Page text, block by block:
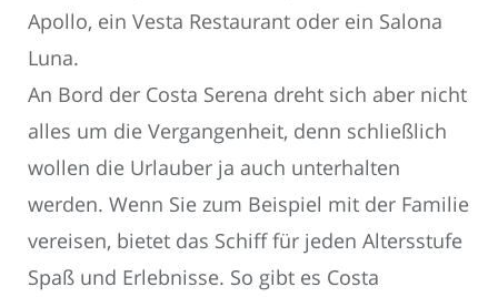
Apollo, ein Vesta Restaurant oder ein Salona
Luna.
An Bord der Costa Serena dreht sich aber nicht
alles um die Vergangenheit, denn schließlich
wollen die Urlauber ja auch unterhalten
werden. Wenn Sie zum Beispiel mit der Familie
vereisen, bietet das Schiff für jeden Altersstufe
Spaß und Erlebnisse. So gibt es Costa